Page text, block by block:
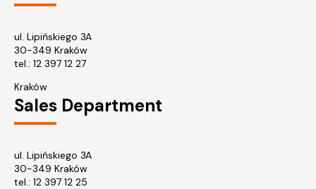
ul. Lipińskiego 3A
30-349 Kraków
tel.: 12 397 12 27
Kraków
Sales Department
ul. Lipińskiego 3A
30-349 Kraków
tel.: 12 397 12 25